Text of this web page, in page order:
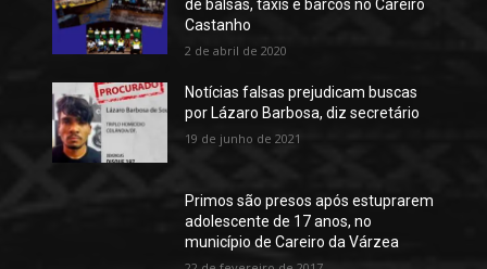
de balsas, táxis e barcos no Careiro
Castanho
2 de abril de 2020
Notícias falsas prejudicam buscas
por Lázaro Barbosa, diz secretário
19 de junho de 2021
Primos são presos após estuprarem
adolescente de 17 anos, no
município de Careiro da Várzea